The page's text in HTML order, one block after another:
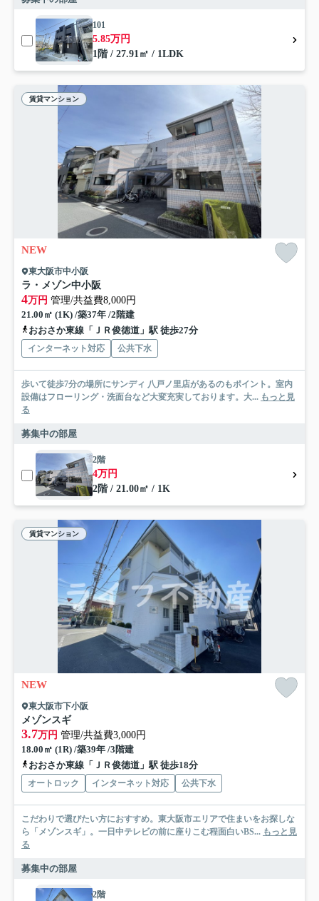
101
5.85万円
1階 / 27.91㎡ / 1LDK
賃貸マンション
NEW
東大阪市中小阪
ラ・メゾン中小阪
4万円 管理/共益費8,000円
21.00㎡ (1K) /築37年 /2階建
おおさか東線「ＪＲ俊徳道」駅 徒歩27分
インターネット対応 公共下水
歩いて徒歩7分の場所にサンディ 八戸ノ里店があるのもポイント。室内
設備はフローリング・洗面台など大変充実しております。大... もっと見
る
募集中の部屋
2階
4万円
2階 / 21.00㎡ / 1K
賃貸マンション
NEW
東大阪市下小阪
メゾンスギ
3.7万円 管理/共益費3,000円
18.00㎡ (1R) /築39年 /3階建
おおさか東線「ＪＲ俊徳道」駅 徒歩18分
オートロック インターネット対応 公共下水
こだわりで選びたい方におすすめ。東大阪市エリアで住まいをお探しな
ら「メゾンスギ」。一日中テレビの前に座りこむ程面白いBS... もっと見
る
募集中の部屋
2階